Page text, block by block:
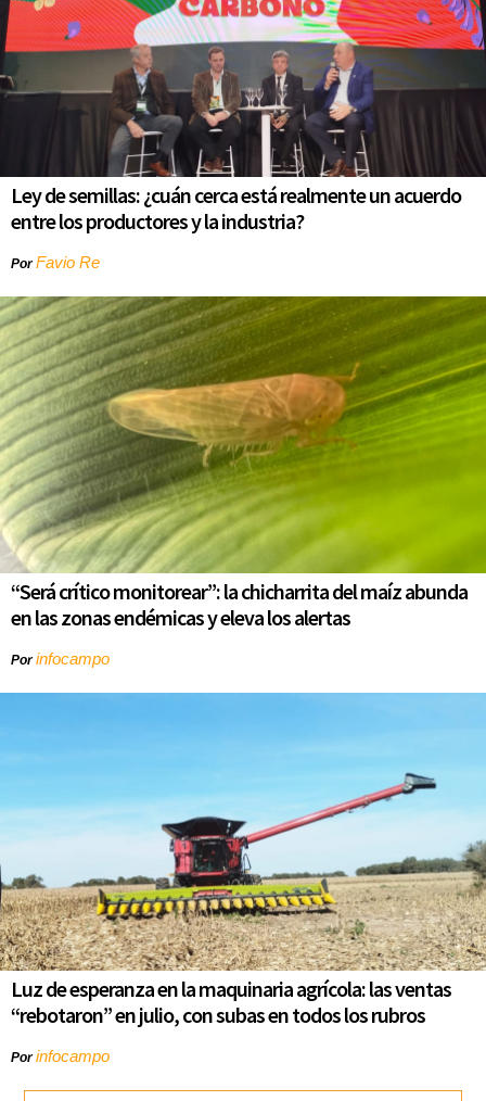
Ley de semillas: ¿cuán cerca está realmente un acuerdo
entre los productores y la industria?
PorFavio Re
“Será crítico monitorear”: la chicharrita del maíz abunda
en las zonas endémicas y eleva los alertas
Porinfocampo
Luz de esperanza en la maquinaria agrícola: las ventas
“rebotaron” en julio, con subas en todos los rubros
Porinfocampo